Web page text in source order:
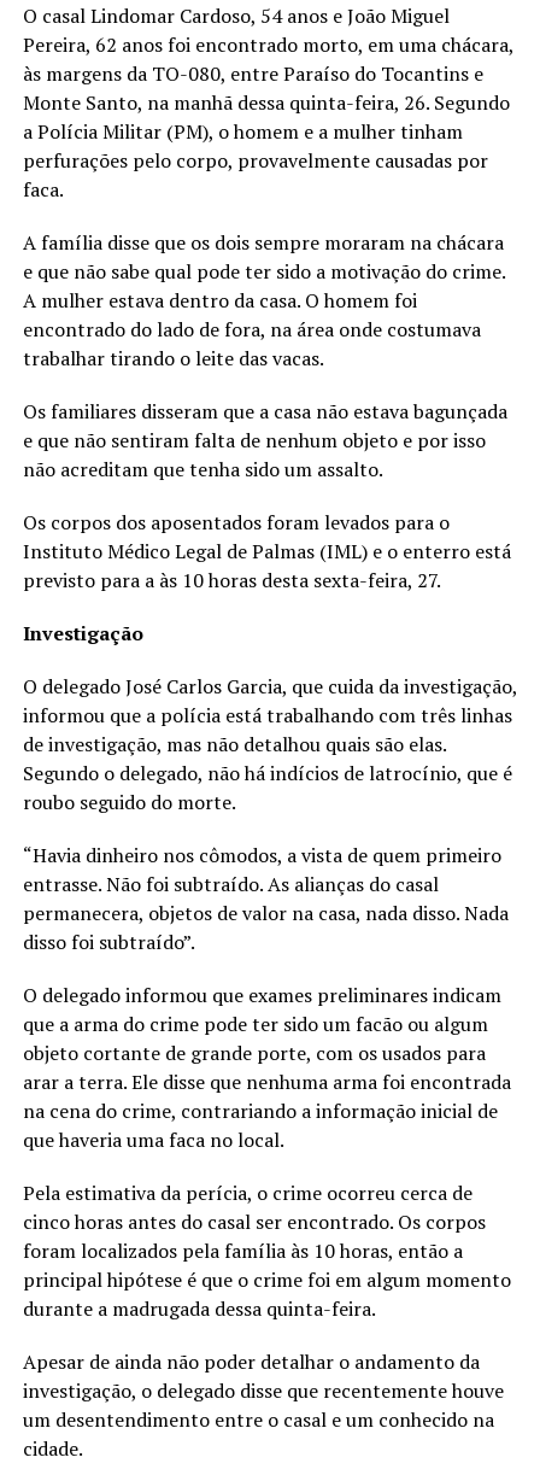
O casal Lindomar Cardoso, 54 anos e João Miguel
Pereira, 62 anos foi encontrado morto, em uma chácara,
às margens da TO-080, entre Paraíso do Tocantins e
Monte Santo, na manhã dessa quinta-feira, 26. Segundo
a Polícia Militar (PM), o homem e a mulher tinham
perfurações pelo corpo, provavelmente causadas por
faca.
A família disse que os dois sempre moraram na chácara
e que não sabe qual pode ter sido a motivação do crime.
A mulher estava dentro da casa. O homem foi
encontrado do lado de fora, na área onde costumava
trabalhar tirando o leite das vacas.
Os familiares disseram que a casa não estava bagunçada
e que não sentiram falta de nenhum objeto e por isso
não acreditam que tenha sido um assalto.
Os corpos dos aposentados foram levados para o
Instituto Médico Legal de Palmas (IML) e o enterro está
previsto para a às 10 horas desta sexta-feira, 27.
Investigação
O delegado José Carlos Garcia, que cuida da investigação,
informou que a polícia está trabalhando com três linhas
de investigação, mas não detalhou quais são elas.
Segundo o delegado, não há indícios de latrocínio, que é
roubo seguido do morte.
“Havia dinheiro nos cômodos, a vista de quem primeiro
entrasse. Não foi subtraído. As alianças do casal
permanecera, objetos de valor na casa, nada disso. Nada
disso foi subtraído”.
O delegado informou que exames preliminares indicam
que a arma do crime pode ter sido um facão ou algum
objeto cortante de grande porte, com os usados para
arar a terra. Ele disse que nenhuma arma foi encontrada
na cena do crime, contrariando a informação inicial de
que haveria uma faca no local.
Pela estimativa da perícia, o crime ocorreu cerca de
cinco horas antes do casal ser encontrado. Os corpos
foram localizados pela família às 10 horas, então a
principal hipótese é que o crime foi em algum momento
durante a madrugada dessa quinta-feira.
Apesar de ainda não poder detalhar o andamento da
investigação, o delegado disse que recentemente houve
um desentendimento entre o casal e um conhecido na
cidade.